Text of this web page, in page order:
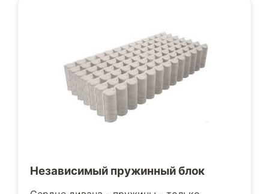
Независимый пружинный блок